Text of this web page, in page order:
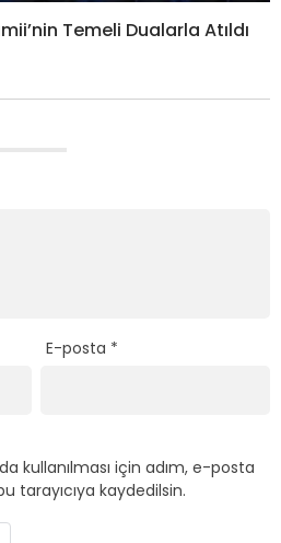
Temeli Dualarla Atıldı
E-posta *
kullanılması için adım, e-posta
tarayıcıya kaydedilsin.